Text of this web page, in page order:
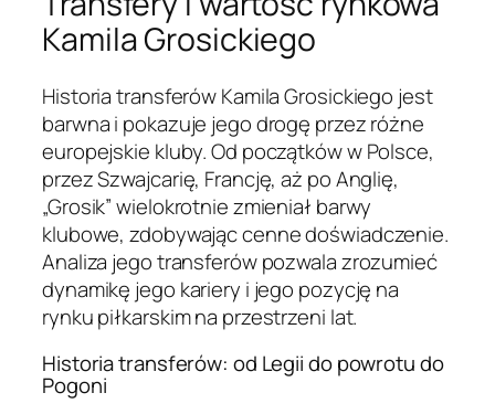
Kamila Grosickiego
Historia transferów Kamila Grosickiego jest
barwna i pokazuje jego drogę przez różne
europejskie kluby. Od początków w Polsce,
przez Szwajcarię, Francję, aż po Anglię,
„Grosik” wielokrotnie zmieniał barwy
klubowe, zdobywając cenne doświadczenie.
Analiza jego transferów pozwala zrozumieć
dynamikę jego kariery i jego pozycję na
rynku piłkarskim na przestrzeni lat.
Historia transferów: od Legii do powrotu do
Pogoni